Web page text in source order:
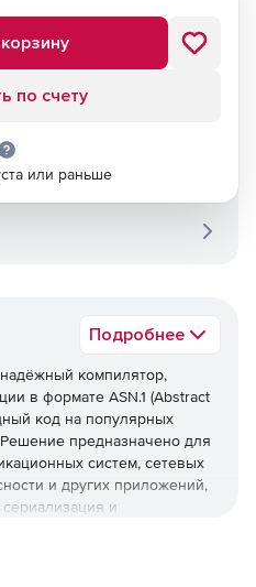
Подробнее
компилятор,
в формате ASN.1 (Abstract
код на популярных
предназначено для
систем, сетевых
и других приложений,
и
по счету
или раньше